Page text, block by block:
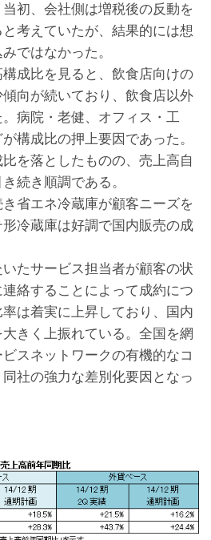
初、会社側は増税後の反動を
考えていたが、結果的には想
ではなかった。
成比を見ると、飲食店向けの
向が続いており、飲食店以外
病院・老健、オフィス・工
構成比の押上要因であった。
を落としたものの、売上高自
続き順調である。
省エネ冷蔵庫が顧客ニーズを
冷蔵庫は好調で国内販売の成
たサービス担当者が顧客の状
絡することによって成約につ
は着実に上昇しており、国内
きく上振れている。全国を網
スネットワークの有機的なコ
社の強力な差別化要因となっ